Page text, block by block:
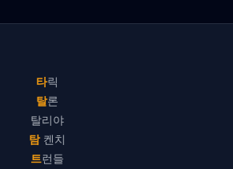
타릭
탈론
탈리야
탐 켄치
트런들